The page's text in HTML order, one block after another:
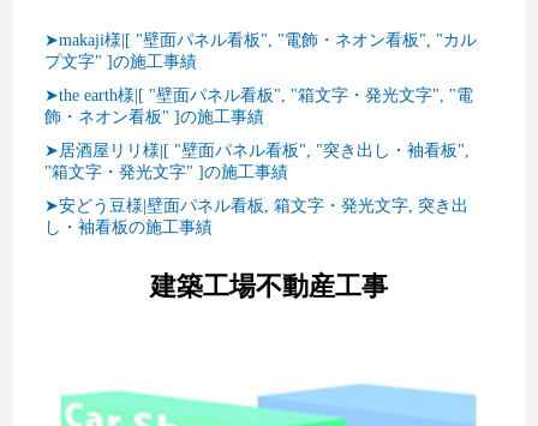
➤makaji様|[ "壁面パネル看板", "電飾・ネオン看板", "カル
プ文字" ]の施工事績
➤the earth様|[ "壁面パネル看板", "箱文字・発光文字", "電
飾・ネオン看板" ]の施工事績
➤居酒屋リリ様|[ "壁面パネル看板", "突き出し・袖看板",
"箱文字・発光文字" ]の施工事績
➤安どう豆様|壁面パネル看板, 箱文字・発光文字, 突き出
し・袖看板の施工事績
建築工場不動産工事